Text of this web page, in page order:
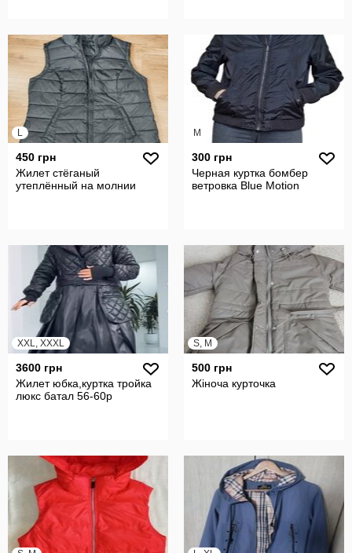
L
450 грн
Жилет стёганый
утеплённый на молнии
M
300 грн
Черная куртка бомбер
ветровка Blue Motion
XXL, XXXL
3600 грн
Жилет юбка,куртка тройка
люкс батал 56-60р
S, M
500 грн
Жіноча курточка